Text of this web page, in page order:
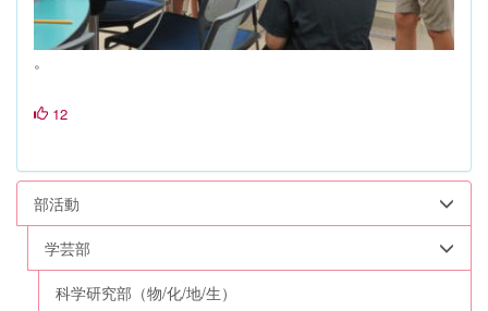
。
12
部活動
学芸部
科学研究部（物/化/地/生）